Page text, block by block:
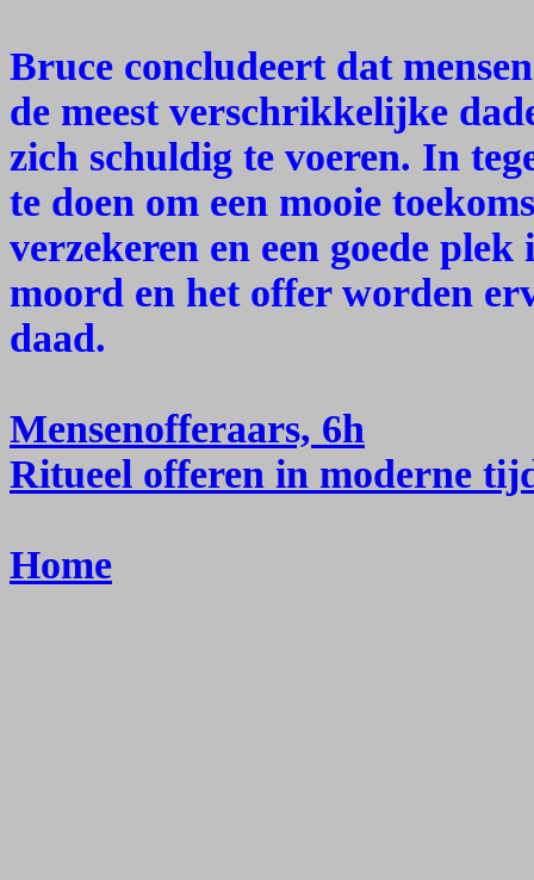
Bruce concludeert dat
de meest verschrikkelijke
zich schuldig te voeren. In
te doen om een mooie
verzekeren en een goede
moord en het offer worden
daad.
Mensenofferaars, 6h
Ritueel offeren in moderne
Home